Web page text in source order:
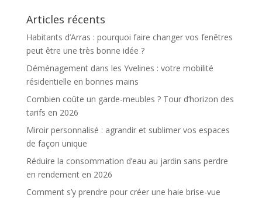
Articles récents
Habitants d’Arras : pourquoi faire changer vos fenêtres
peut être une très bonne idée ?
Déménagement dans les Yvelines : votre mobilité
résidentielle en bonnes mains
Combien coûte un garde-meubles ? Tour d’horizon des
tarifs en 2026
Miroir personnalisé : agrandir et sublimer vos espaces
de façon unique
Réduire la consommation d’eau au jardin sans perdre
en rendement en 2026
Comment s’y prendre pour créer une haie brise-vue